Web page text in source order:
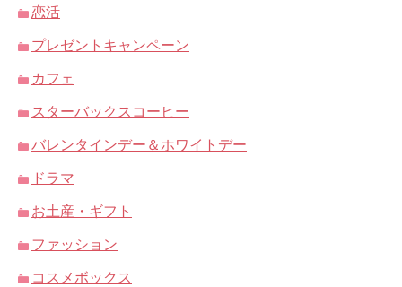
恋活
プレゼントキャンペーン
カフェ
スターバックスコーヒー
バレンタインデー＆ホワイトデー
ドラマ
お土産・ギフト
ファッション
コスメボックス